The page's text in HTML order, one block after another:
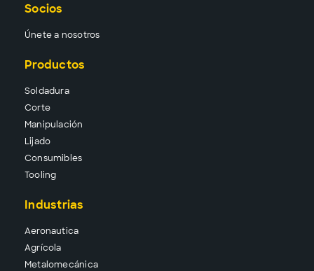
Socios
Únete a nosotros
Productos
Soldadura
Corte
Manipu lación
Lijado
Consumibles
Tool ing
Industrias
Aeronautica
Agrícola
Metalomecánica